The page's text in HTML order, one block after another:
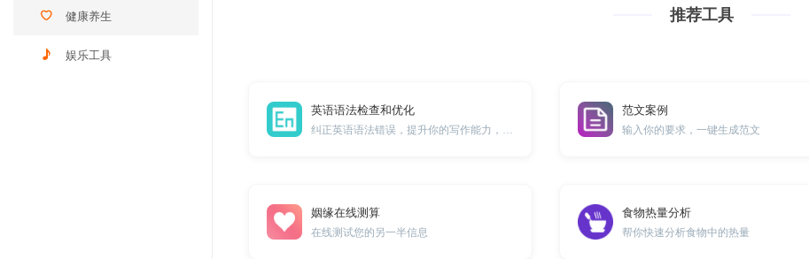
健康养生
娱乐工具
推荐工具
英语语法检查和优化 范文案例
输入你的要求，一键生成范文
姻缘在线测算
在线测试您的另一半信息
食物热量分析
帮你快速分析食物中的热量